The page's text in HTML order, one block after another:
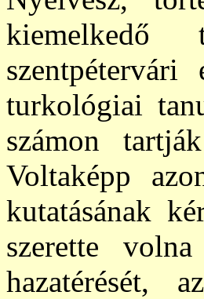
kiemelkedő
turkológiai
számon
Voltaképp
kutatásának
szerette
hazatérését,